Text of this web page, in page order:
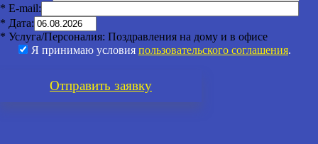
* E-mail:
* Дата:
* Услуга/Персоналия: Поздравления на дому и в офисе
Я принимаю условия пользовательского соглашения.
Отправить заявку